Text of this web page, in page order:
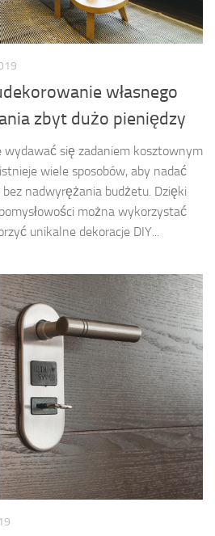
własnego
zbyt dużo pieniędzy
wydawać się zadaniem kosztownym
wiele sposobów, aby nadać
nadwyrężania budżetu. Dzięki
można wykorzystać
unikalne dekoracje DIY...